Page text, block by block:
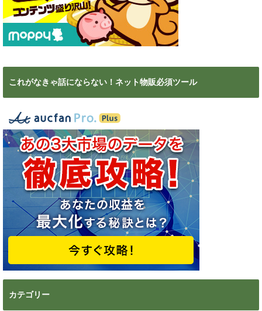
これがなきゃ話にならない！ネット物販必須ツール
カテゴリー